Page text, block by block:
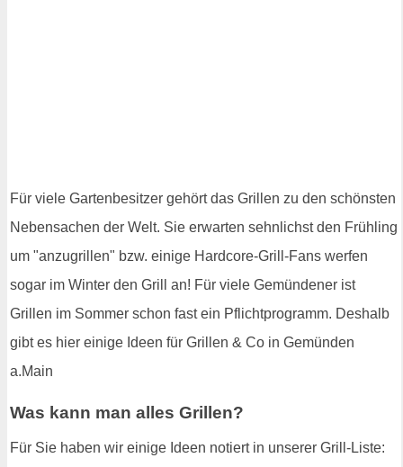
Für viele Gartenbesitzer gehört das Grillen zu den schönsten
Nebensachen der Welt. Sie erwarten sehnlichst den Frühling
um "anzugrillen" bzw. einige Hardcore-Grill-Fans werfen
sogar im Winter den Grill an! Für viele Gemündener ist
Grillen im Sommer schon fast ein Pflichtprogramm. Deshalb
gibt es hier einige Ideen für Grillen & Co in Gemünden
a.Main
Was kann man alles Grillen?
Für Sie haben wir einige Ideen notiert in unserer Grill-Liste: